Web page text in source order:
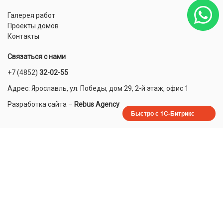
Галерея работ
Проекты домов
Контакты
Связаться с нами
+7 (4852) 32-02-55
Адрес: Ярославль, ул. Победы, дом 29, 2-й этаж, офис 1
Разработка сайта – Rebus Agency
Быстро с 1С-Битрикс